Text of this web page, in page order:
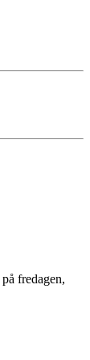
fredagen,